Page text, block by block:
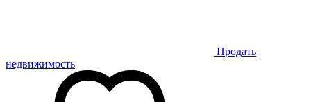
Продать
недвижимость